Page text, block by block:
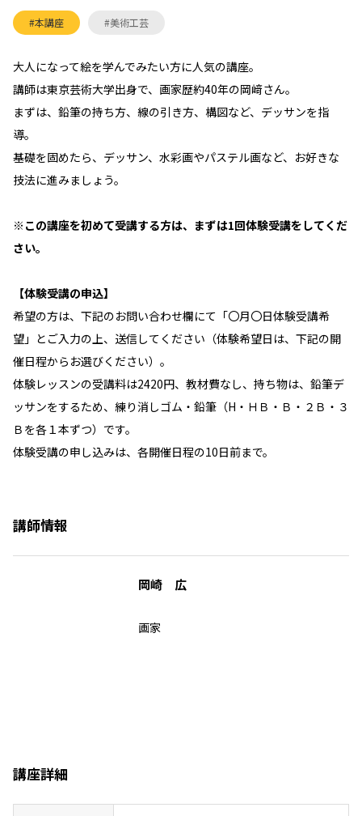
#本講座 #美術工芸
大人になって絵を学んでみたい方に人気の講座。
講師は東京芸術大学出身で、画家歴約40年の岡﨑さん。
まずは、鉛筆の持ち方、線の引き方、構図など、デッサンを指
導。
基礎を固めたら、デッサン、水彩画やパステル画など、お好きな
技法に進みましょう。
※この講座を初めて受講する方は、まずは1回体験受講をしてくだ
さい。
【体験受講の申込】
希望の方は、下記のお問い合わせ欄にて「〇月〇日体験受講希
望」とご入力の上、送信してください（体験希望日は、下記の開
催日程からお選びください）。
体験レッスンの受講料は2420円、教材費なし、持ち物は、鉛筆デ
ッサンをするため、練り消しゴム・鉛筆（H・ＨＢ・Ｂ・２Ｂ・３
Ｂを各１本ずつ）です。
体験受講の申し込みは、各開催日程の10日前まで。
講師情報
岡崎 広
画家
講座詳細